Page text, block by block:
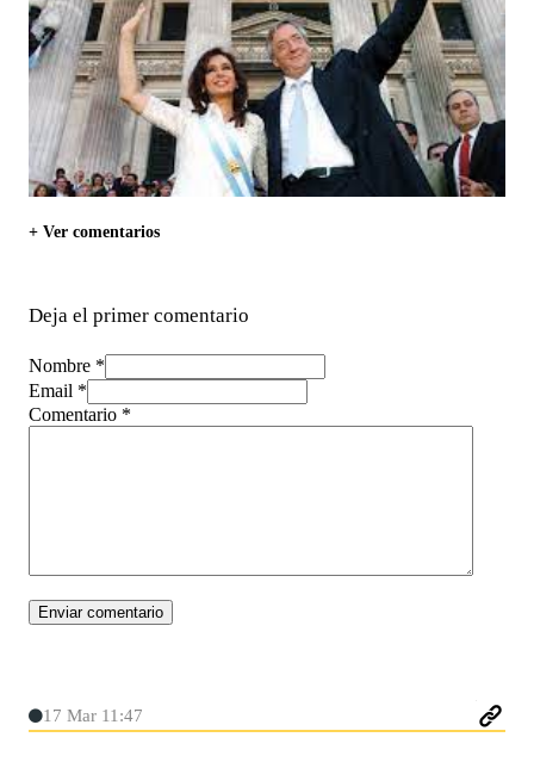
+ Ver comentarios
Deja el primer comentario
Nombre *
Email *
Comentario *
17 Mar 11:47